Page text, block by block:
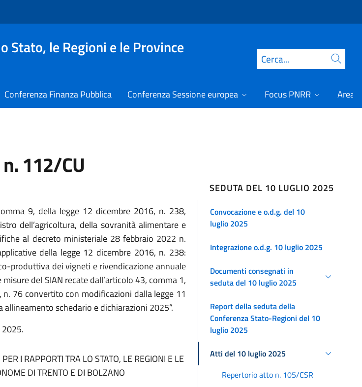
Stato, le Regioni e le Province
Cerca
Conferenza Finanza Pubblica Conferenza Sessione europea Focus PNRR Area
112/CU
9, della legge 12 dicembre 2016, n. 238,
dell’agricoltura, della sovranità alimentare e
al decreto ministeriale 28 febbraio 2022 n.
della legge 12 dicembre 2016, n. 238:
produttiva dei vigneti e rivendicazione annuale
del SIAN recate dall’articolo 43, comma 1,
76 convertito con modificazioni dalla legge 11
schedario e dichiarazioni 2025”.
I RAPPORTI TRA LO STATO, LE REGIONI E LE
DI TRENTO E DI BOLZANO
SEDUTA DEL 10 LUGLIO 2025
Convocazione e o.d.g. del 10
luglio 2025
Integrazione o.d.g. 10 luglio 2025
Documenti consegnati in
seduta del 10 luglio 2025
Report della seduta della
Conferenza Stato-Regioni del 10
luglio 2025
Atti del 10 luglio 2025
Repertorio atto n. 105/CSR